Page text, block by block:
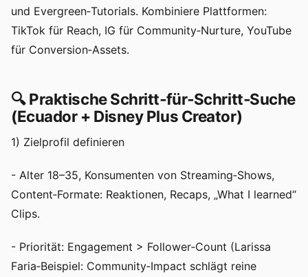
und Evergreen‑Tutorials. Kombiniere Plattformen:
TikTok für Reach, IG für Community‑Nurture, YouTube
für Conversion‑Assets.
🔍 Praktische Schritt‑für‑Schritt‑Suche
(Ecuador + Disney Plus Creator)
1) Zielprofil definieren
- Alter 18–35, Konsumenten von Streaming‑Shows,
Content‑Formate: Reaktionen, Recaps, „What I learned“
Clips.
- Priorität: Engagement > Follower‑Count (Larissa
Faria‑Beispiel: Community‑Impact schlägt reine